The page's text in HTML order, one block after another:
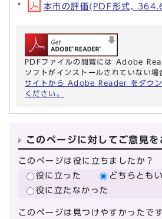
本市の評価(PDF形式,
PDFファイルの閲覧には Adobe
ソフトがインストールされていない場
サイトから Adobe Reader をダウン
ください。
このページに対してご意見
このページは役に立ちましたか？
役に立った
どちらとも
役に立たなかった
このページは見つけやすかったで